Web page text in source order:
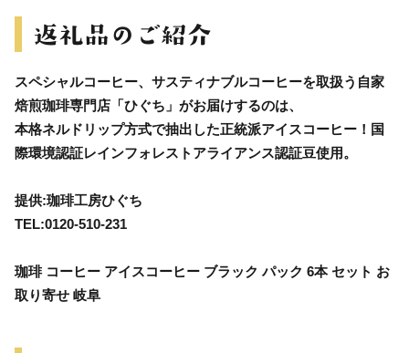
スペシャルコーヒー、サスティナブルコーヒーを取扱う自家
焙煎珈琲専門店「ひぐち」がお届けするのは、
本格ネルドリップ方式で抽出した正統派アイスコーヒー！国
際環境認証レインフォレストアライアンス認証豆使用。
提供:珈琲工房ひぐち
TEL:0120-510-231
珈琲 コーヒー アイスコーヒー ブラック パック 6本 セット お
取り寄せ 岐阜